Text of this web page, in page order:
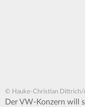
© Hauke-Christian Dittrich/
Der VW-Konzern will